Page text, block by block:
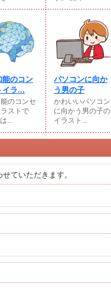
能のコン
イラ...
のコンセ
ストで
...
パソコンに向か
う男の子
かわいいパソコン
に向かう男の子の
イラスト...
ていただきます。